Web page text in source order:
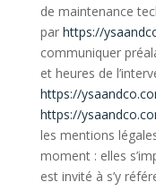
de maintenance
par https://
communiquer
et heures de
https://
https://
les mentions
moment : elles
est invité à s’y